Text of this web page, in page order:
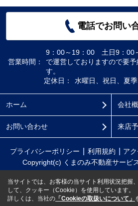
電話でお問い
営業時間：
9：00～19：00 土日9：00
で運営しておりますので要
す。
定休日：
水曜日、祝日、夏
ホーム 会社
お問い合わせ 来店
プライバシーポリシー 利用規約 ア
Copyright(c) くまのみ不動産サービ
当サイトでは、お客様の当サイト利用状況把握
して、クッキー（Cookie）を使用しています。
詳しくは、当社の 「Cookieの取扱いについて」